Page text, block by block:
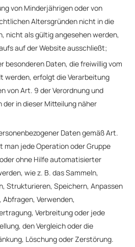
von Minderjährigen oder von
Altersgründen nicht in die
nicht als gültig angesehen werden,
auf der Website ausschließt;
besonderen Daten, die freiwillig vom
werden, erfolgt die Verarbeitung
von Art. 9 der Verordnung und
der in dieser Mitteilung näher
Daten gemäß Art.
man jede Operation oder Gruppe
ohne Hilfe automatisierter
wie z. B. das Sammeln,
Strukturieren, Speichern, Anpassen
Verwenden,
Verbreitung oder jede
den Vergleich oder die
Löschung oder Zerstörung.